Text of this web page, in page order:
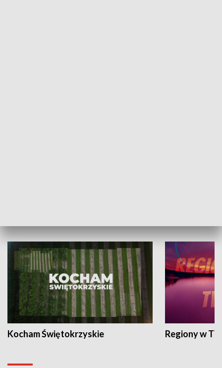
Kocham Świętokrzyskie Regiony w